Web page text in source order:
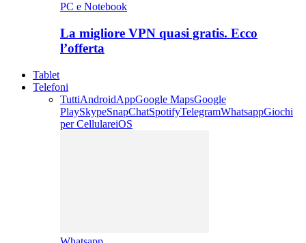
PC e Notebook
La migliore VPN quasi gratis. Ecco
l’offerta
Tablet
Telefoni
TuttiAndroidAppGoogle MapsGoogle
PlaySkypeSnapChatSpotifyTelegramWhatsappGiochi
per CellulareiOS